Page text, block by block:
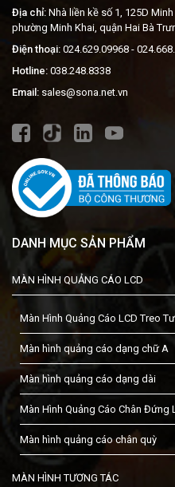
Địa chỉ: Nhà liền kề số 1, 125D
phường Minh Khai, quận Hai Bà
Điện thoại: 024.629.09968 -
Hotline: 038.248.8338
Email: sales@sona.net.vn
DANH MỤC SẢN PHẨM
MÀN HÌNH QUẢNG CÁO LCD
Màn Hình Quảng Cáo LCD Treo
Màn hình quảng cáo dạng chữ A
Màn hình quảng cáo dạng dài
Màn Hình Quảng Cáo Chân Đứng
Màn hình quảng cáo chân quỳ
MÀN HÌNH TƯƠNG TÁC